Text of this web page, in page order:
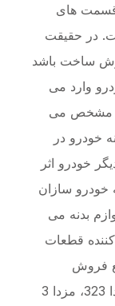
از قسمت های
در حقیقت
خوش ساخت باشد
وارد می
مشخص می
خودرو در
خودرو اثر
سازان
بدنه می
: واردکننده قطعات
فروش
قطعات بدنه و موتوری تویوتا و مزدا، مزدا 323، مزدا 3